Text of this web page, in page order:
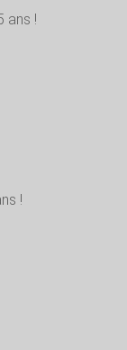
ans !
!